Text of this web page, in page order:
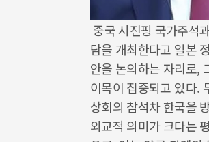
중국 시진핑 국가주석
담을 개최한다고 일본
안을 논의하는 자리로,
이목이 집중되고 있다.
상회의 참석차 한국을
외교적 의미가 크다는